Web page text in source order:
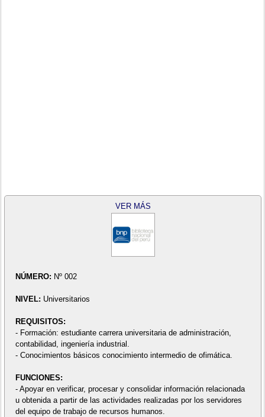
VER MÁS
NÚMERO: Nº 002
NIVEL: Universitarios
REQUISITOS:
- Formación: estudiante carrera universitaria de administración,
contabilidad, ingeniería industrial.
- Conocimientos básicos conocimiento intermedio de ofimática.
FUNCIONES:
- Apoyar en verificar, procesar y consolidar información relacionada
u obtenida a partir de las actividades realizadas por los servidores
del equipo de trabajo de recursos humanos.